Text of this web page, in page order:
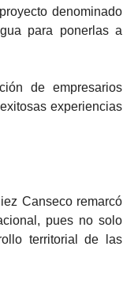
denominado
para ponerlas a
de empresarios
experiencias
Canseco remarcó
pues no solo
territorial de las